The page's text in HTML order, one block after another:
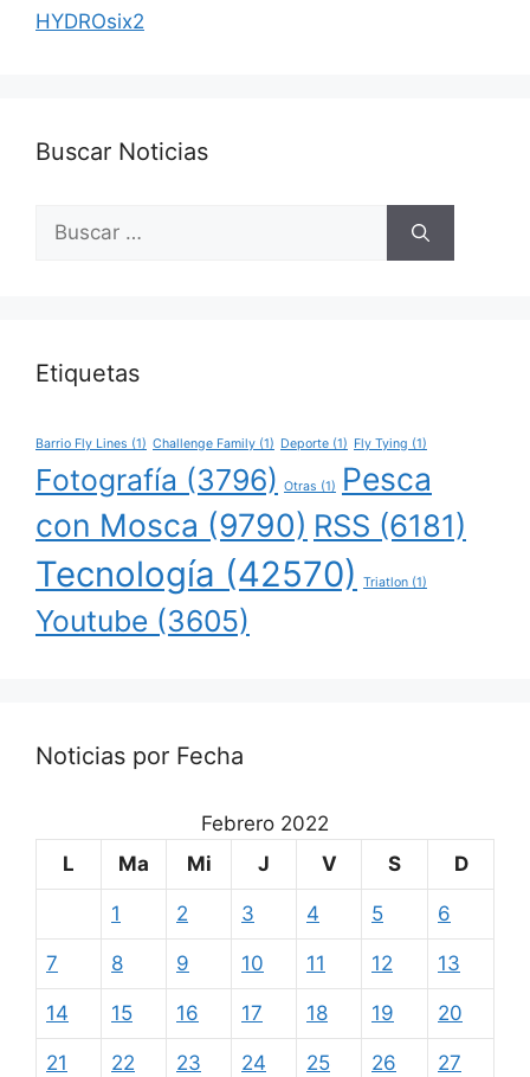
HYDROsix2
Buscar Noticias
Buscar:
Etiquetas
Barrio Fly Lines (1) Challenge Family (1) Deporte (1) Fly Tying (1)
Fotografía (3796) Otras (1)
Pesca
con Mosca (9790) RSS (6181)
Tecnología (42570) Triatlon (1)
Youtube (3605)
Noticias por Fecha
Febrero 2022
L
Ma Mi J V S D
1 2 3 4 5 6
7 8 9 10 11 12 13
14 15 16 17 18 19 20
21 22 23 24 25 26 27